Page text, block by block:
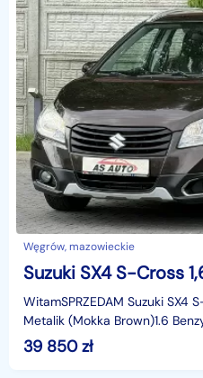
Węgrów, mazowieckie
WitamSPRZEDAM Suzuki SX4
Metalik (Mokka Brown)1.6
skrzynia biegówSerwisowany w
końcaUdokumentowany
39 850zł